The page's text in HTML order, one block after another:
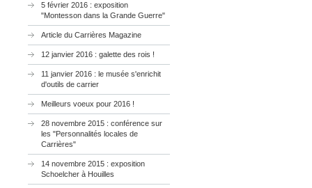
5 février 2016 : exposition
"Montesson dans la Grande Guerre"
Article du Carrières Magazine
12 janvier 2016 : galette des rois !
11 janvier 2016 : le musée s'enrichit
d'outils de carrier
Meilleurs voeux pour 2016 !
28 novembre 2015 : conférence sur
les "Personnalités locales de
Carrières"
14 novembre 2015 : exposition
Schoelcher à Houilles